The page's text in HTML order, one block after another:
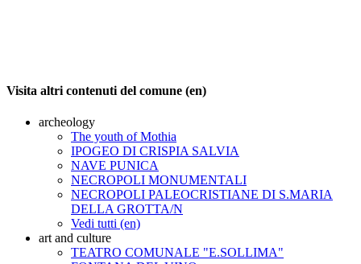
Visita altri contenuti del comune (en)
archeology
The youth of Mothia
IPOGEO DI CRISPIA SALVIA
NAVE PUNICA
NECROPOLI MONUMENTALI
NECROPOLI PALEOCRISTIANE DI S.MARIA
DELLA GROTTA/N
Vedi tutti (en)
art and culture
TEATRO COMUNALE "E.SOLLIMA"